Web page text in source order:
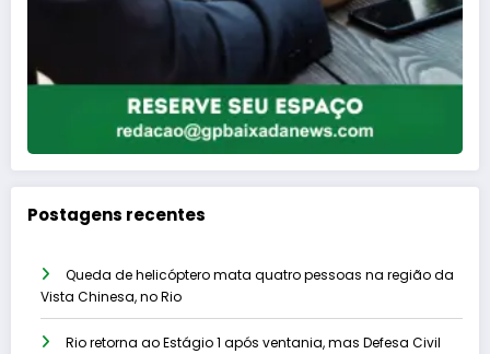
Postagens recentes
Queda de helicóptero mata quatro pessoas na região da
Vista Chinesa, no Rio
Rio retorna ao Estágio 1 após ventania, mas Defesa Civil